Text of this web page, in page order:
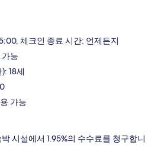
체크인 종료 시간: 언제든지
능
18세
가능
시설에서 1.95%의 수수료를 청구합니